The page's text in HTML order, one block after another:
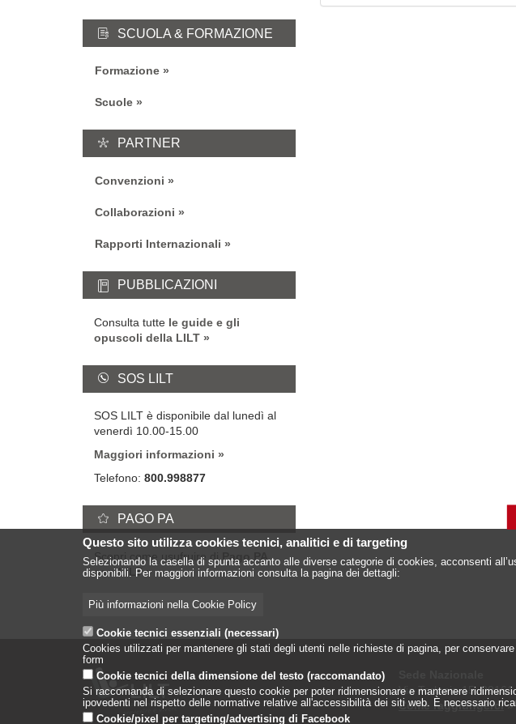
SCUOLA & FORMAZIONE
Formazione
Scuole
PARTNER
Convenzioni
Collaborazioni
Rapporti Internazionali
PUBBLICAZIONI
Consulta tutte le guide e gli
opuscoli della LILT
SOS LILT
SOS LILT è disponibile dal lunedì al
venerdì 10.00-15.00
Maggiori informazioni
Telefono: 800.998877
PAGO PA
Scopri come usufruire di
Pago PA
con LILT
Via Torlonia 15, 00161
Come raggiungerci»
Questo sito utilizza cookies tecnici, analitici e di targeting
Selezionando la casella di spunta accanto alle diverse categorie di cookies, acconsenti
disponibili. Per maggiori informazioni consulta la pagina dei dettagli:
Più informazioni nella Cookie Policy
Cookie tecnici essenziali (necessari)
Cookies utilizzati per mantenere gli stati degli utenti nelle richieste di pagina, per
form
Cookie tecnici della dimensione del testo (raccomandato)
Si raccomanda di selezionare questo cookie per poter ridimensionare e mantenere
ipovedenti nel rispetto delle normative relative all'accessibilità dei siti web. È necessario
Cookie/pixel per targeting/advertising di Facebook